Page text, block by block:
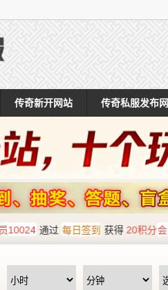
传奇新开网站 传奇私服发布网